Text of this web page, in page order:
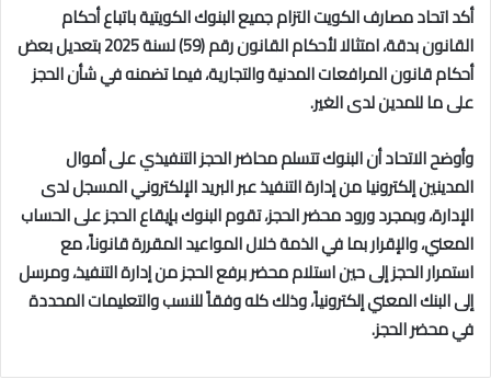
أكد اتحاد مصارف الكويت التزام جميع البنوك الكويتية باتباع أحكام
القانون بدقة، امتثالا لأحكام القانون رقم (59) لسنة 2025 بتعديل بعض
أحكام قانون المرافعات المدنية والتجارية، فيما تضمنه في شأن الحجز
على ما للمدين لدى الغير.
وأوضح الاتحاد أن البنوك تتسلم محاضر الحجز التنفيذي على أموال
المدينين إلكترونيا من إدارة التنفيذ عبر البريد الإلكتروني المسجل لدى
الإدارة، وبمجرد ورود محضر الحجز، تقوم البنوك بإيقاع الحجزعلى الحساب
المعني، والإقرار بما في الذمة خلال المواعيد المقررة قانوناً، مع
استمرار الحجز إلى حين استلام محضر برفع الحجز من إدارة التنفيذ، ومرسل
إلى البنك المعني إلكترونياً، وذلك كله وفقاً للنسب والتعليمات المحددة
في محضر الحجز.